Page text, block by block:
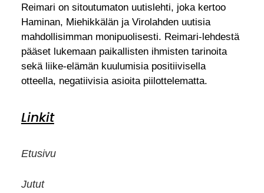
Reimari on sitoutumaton uutislehti, joka kertoo
Haminan, Miehikkälän ja Virolahden uutisia
mahdollisimman monipuolisesti. Reimari-lehdestä
pääset lukemaan paikallisten ihmisten tarinoita
sekä liike-elämän kuulumisia positiivisella
otteella, negatiivisia asioita piilottelematta.
Linkit
Etusivu
Jutut